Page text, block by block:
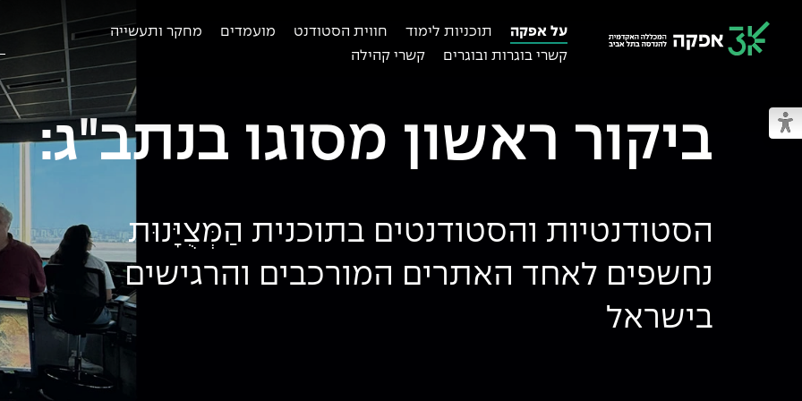
מעבר למצב נגיש
על אפקה תוכניות לימוד חווית הסטודנט מועמדים
מחקר ותעשייה
קשרי בוגרות ובוגרים
קשרי קהילה
ביקור ראשון מסוגו בנתב"ג:
הסטודנטיות והסטודנטים בתוכנית הַמְּצֻיָּנוּת
נחשפים לאחד האתרים המורכבים והרגישים
בישראל